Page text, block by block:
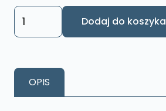
ilość
Anioł
Komunii
Dodaj do koszyka
OPIS